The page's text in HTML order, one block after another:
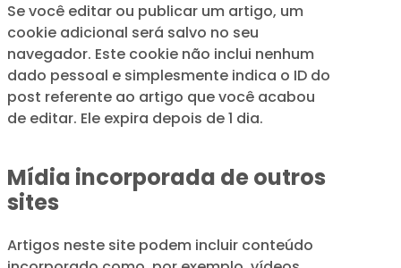
Se você editar ou publicar um artigo, um
cookie adicional será salvo no seu
navegador. Este cookie não inclui nenhum
dado pessoal e simplesmente indica o ID do
post referente ao artigo que você acabou
de editar. Ele expira depois de 1 dia.
Mídia incorporada de outros
sites
Artigos neste site podem incluir conteúdo